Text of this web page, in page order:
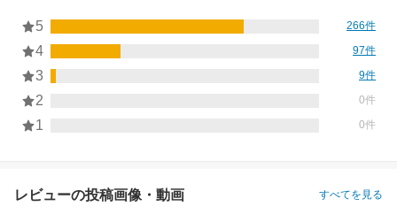
5 266件
4 97件
3 9件
2 0件
1 0件
レビューの投稿画像・動画 すべてを見る